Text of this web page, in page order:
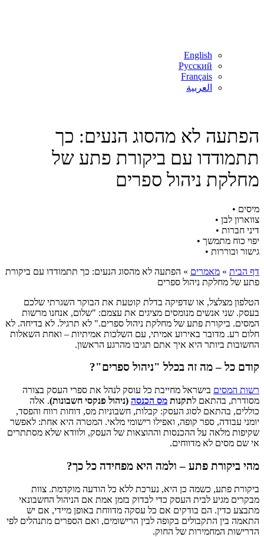
English
Русский
Français
العربية
הפתעה לא מהסוג הנעים: כך
תתמודדו עם ביקורת פתע של
מחלקת ניהול ספרים
מיסים •
צווארון לבן •
דיני חברות •
יפוי כוח מתמשך •
גישור ובוררות •
דף הבית » מאמרים » הפתעה לא מהסוג הנעים: כך תתמודדו עם ביקורת
פתע של מחלקת ניהול ספרים
הטלפון מצלצל, או שדפיקה בדלת קוטעת את הבוקר השגרתי שלכם
בעסק. שני אנשים מנומסים מציגים את עצמם: "שלום, אנחנו מרשות
המסים. ביקורת פתע של מחלקת ניהול ספרים." לא תרגיל. לא בדיחה. לא
חלום רע. מדובר באירוע אמיתי, עם השלכות אמיתיות – ואחת השאלות
החשובות ביותר היא איך אתם תגיבו מהרגע הראשון.
קודם כל – מה זה בכלל "ניהול ספרים"?
רשות המסים בישראל מחייבת כל עוסק לנהל את ספרי העסק בצורה
מסודרת, בהתאם לתקנות מס הכנסה (ניהול פנקסי חשבונות). אלה
כוללים, בהתאם לסוג העסק: קבלות, חשבוניות מס, דוחות רווח והפסד,
יומני עבודה, ספר קופה, ואפילו רישומי מלאי. המטרה היא אחת: לאפשר
שקיפות מלאה על ההכנסות וההוצאות של העסק, ולוודא שלא מסתתרים
אי שם מסים לא מדווחים.
מהי ביקורת פתע – ולמה היא מפחידה כל כך?
ביקורת פתע, כשמה כן היא, נערכת ללא כל הודעה מוקדמת. צוות
מבקרים מגיע לבית העסק כדי לבדוק בזמן אמת אם הניהול החשבונאי
מתבצע כדין. הם בודקים אם כל עסקה מדווחת באופן מיידי, אם יש
התאמה בין התקבולים בקופה לבין הרישומים, ואם הספרים מתנהלים לפי
הדרישות המחמירות של החוק.